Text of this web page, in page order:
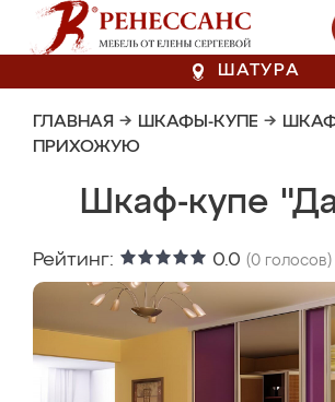
ШАТУРА
ГЛАВНАЯ → ШКАФЫ-КУПЕ →
ПРИХОЖУЮ
Шкаф-купе
Рейтинг: 0.0 (0 голосов)